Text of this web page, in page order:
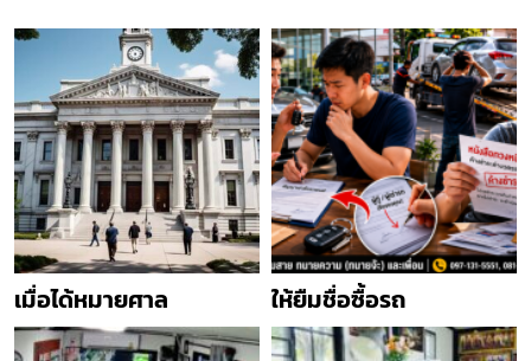
เมื่อได้หมายศาล ให้ยืมชื่อซื้อรถ